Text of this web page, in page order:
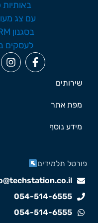
שירותים
מפת אתר
מידע נוסף
info@techstation.co.il
054-514-6555
054-514-6555
תלמידים